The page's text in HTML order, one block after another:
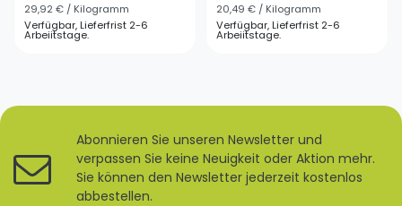
29,92 € / Kilogramm
Verfügbar, Lieferfrist 2-6
Arbeiitstage.
20,49 € / Kilogramm
Verfügbar, Lieferfrist 2-6
Arbeiitstage.
Abonnieren Sie unseren Newsletter und
verpassen Sie keine Neuigkeit oder Aktion mehr.
Sie können den Newsletter jederzeit kostenlos
abbestellen.